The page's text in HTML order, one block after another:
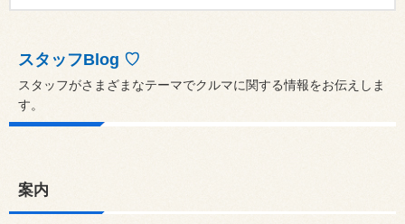
スタッフBlog ♡
スタッフがさまざまなテーマでクルマに関する情報をお伝えしま
す。
案内